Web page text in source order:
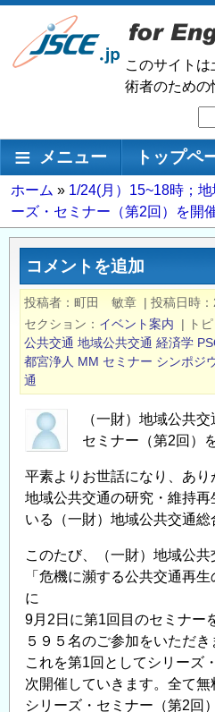
メ
ン
動
このサイト
術者のための
索
メインナビゲーション
メニュー トップペ
パ
ン
く
ホーム
1/24(月）15~18時；
ーズ・セミナー（第2回）を開
コメントを追加
投稿者 町田 敏章 | 投稿日時
セクション
イベント案内 | ト
公共交通 地域公共交通 経済学
都宮浄人 MM セミナー シンポジ
通
（一財）地域公共
セミナー（第2回）
平素よりお世話になり、あり
地域公共交通の研究・維持
いる（一財）地域公共交通総
このたび、（一財）地域公共
「危機に瀕する公共交通再
に
9月2日に第1回目のセミナー
５９５名のご参加をいただき
これを第1回としてシリーズ
次開催していきます。全て無
シリーズ・セミナー（第2回